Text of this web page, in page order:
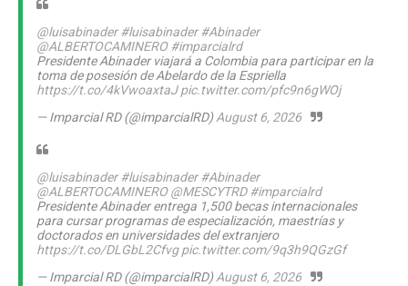
@luisabinader #luisabinader #Abinader
@ALBERTOCAMINERO #imparcialrd
Presidente Abinader viajará a Colombia para participar en la
toma de posesión de Abelardo de la Espriella
https://t.co/4kVwoaxtaJ pic.twitter.com/pfc9n6gWOj
— Imparcial RD (@imparcialRD)August 6, 2026
@luisabinader #luisabinader #Abinader
@ALBERTOCAMINERO @MESCYTRD #imparcialrd
Presidente Abinader entrega 1,500 becas internacionales
para cursar programas de especialización, maestrías y
doctorados en universidades del extranjero
https://t.co/DLGbL2Cfvg pic.twitter.com/9q3h9QGzGf
— Imparcial RD (@imparcialRD)August 6, 2026